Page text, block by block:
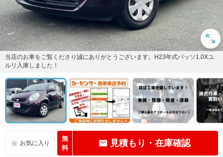
当店のお車をご覧くださり誠にありがとうございます。H23年式パッソ1.0Xユ
ルリ入庫しました！
無
料
見積もり・在庫確認